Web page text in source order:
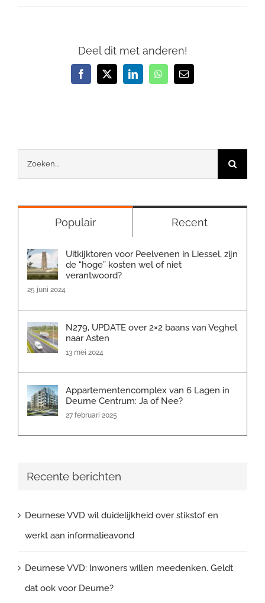
Deel dit met anderen!
Facebook
X LinkedInWhatsApp
E-
mail
Zoeken
naar:
Populair Recent
Uitkijktoren voor Peelvenen in Liessel, zijn
de “hoge” kosten wel of niet
verantwoord?
25 juni 2024
N279, UPDATE over 2×2 baans van Veghel
naar Asten
13 mei 2024
Appartementencomplex van 6 Lagen in
Deurne Centrum: Ja of Nee?
27 februari 2025
Recente berichten
Deurnese VVD wil duidelijkheid over stikstof en
werkt aan informatieavond
Deurnese VVD: Inwoners willen meedenken. Geldt
dat ook voor Deurne?